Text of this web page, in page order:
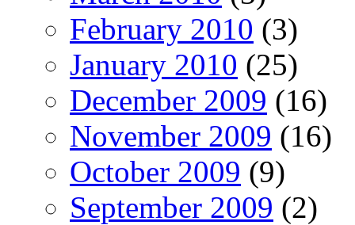
February 2010 (3)
January 2010 (25)
December 2009 (16)
November 2009 (16)
October 2009 (9)
September 2009 (2)